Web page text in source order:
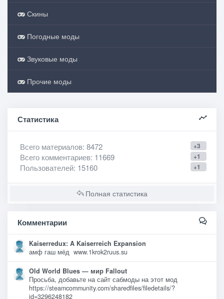
Скины
Погодные моды
Звуковые моды
Прочие моды
Статистика
+3
Всего материалов: 8472
+1
Всего комментариев: 11669
+1
Пользователей: 15160
Полная статистика
Комментарии
Kaiserredux: A Kaiserreich Expansion
амф гаш мёд www.1krok2ruus.su
Old World Blues — мир Fallout
Просьба, добавьте на сайт сабмоды на этот мод
https://steamcommunity.com/sharedfiles/filedetails/?
id=3296248182